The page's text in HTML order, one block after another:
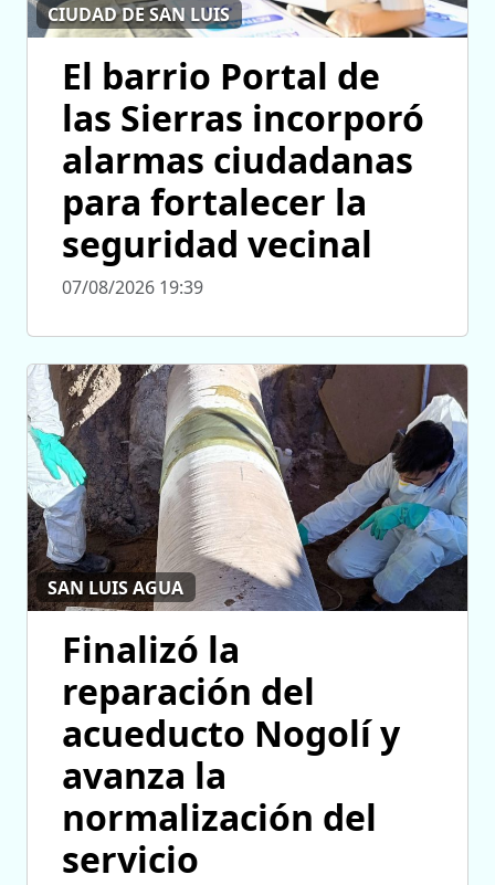
CIUDAD DE SAN LUIS
El barrio Portal de
las Sierras incorporó
alarmas ciudadanas
para fortalecer la
seguridad vecinal
07/08/2026 19:39
SAN LUIS AGUA
Finalizó la
reparación del
acueducto Nogolí y
avanza la
normalización del
servicio